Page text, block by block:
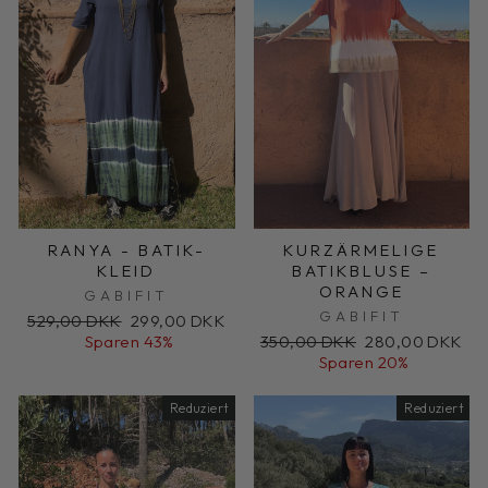
RANYA - BATIK-
KLEID
GABIFIT
Normaler
529,00 DKK Sonderpreis
299,00 DKK
Sparen 43%
KURZÄRMELIGE
BATIKBLUSE –
ORANGE
GABIFIT
Normaler
350,00 DKK Sonderpreis
280,00 DKK
Sparen 20%
Reduziert Reduziert